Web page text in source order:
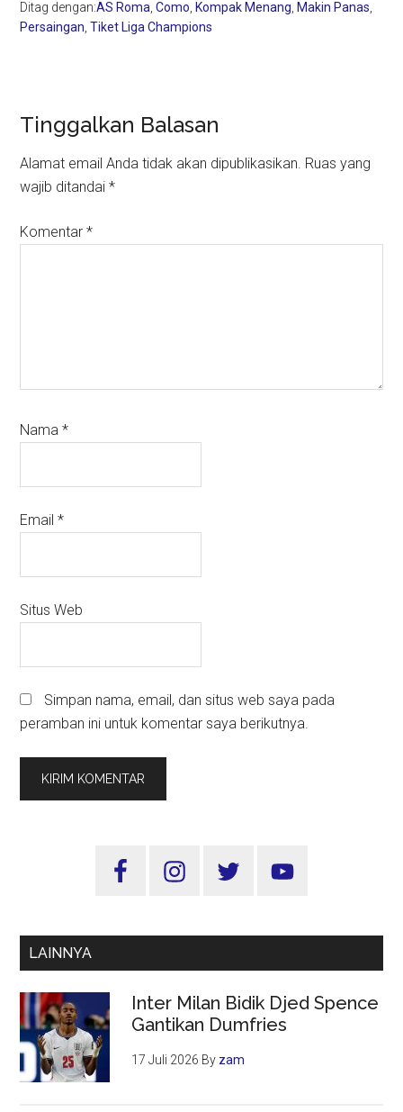
Ditag dengan:AS Roma ,Como Kompak Menang Makin Panas
Persaingan ,Tiket Liga Champions
Reader
Interactions
Tinggalkan Balasan
Alamat email Anda tidak akan dipublikasikan. Ruas yang
wajib ditandai*
Komentar*
Nama*
Email*
Situs Web
Simpan nama, email, dan situs web saya pada
peramban ini untuk komentar saya berikutnya.
Sidebar
LAINNYA
Inter Milan Bidik Djed Spence
Gantikan Dumfries
17 Juli 2026 By zam